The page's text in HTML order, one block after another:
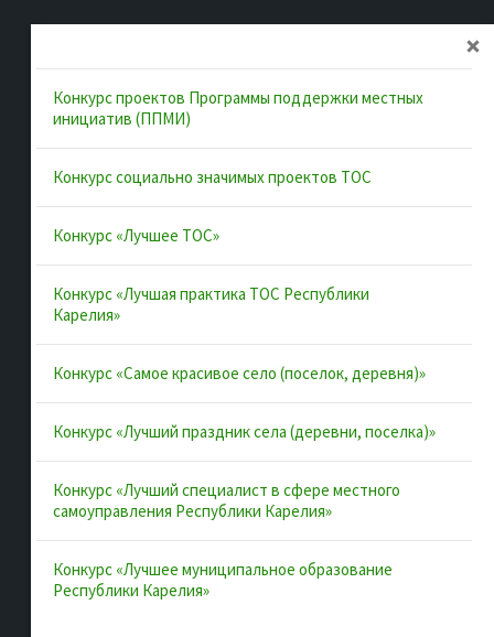
Об ассоциации
Документы
Муниципальные образования
Конкурсы и лучшие практики
Контакты
Полезные ссылки
Интернет-портал Республики Карелия
Территориальное общественное самоуправление в
Республике Карелия
ВАРМСУ
ОАТОС
Конкурс проектов Программы поддержки местных
инициатив (ППМИ)
Конкурс социально значимых проектов ТОС
Конкурс «Лучшее ТОС»
Конкурс «Лучшая практика ТОС Республики
Карелия»
Конкурс «Самое красивое село (поселок, деревня)»
Конкурс «Лучший праздник села (деревни, поселка)»
Конкурс «Лучший специалист в сфере местного
самоуправления Республики Карелия»
Конкурс «Лучшее муниципальное образование
Республики Карелия»